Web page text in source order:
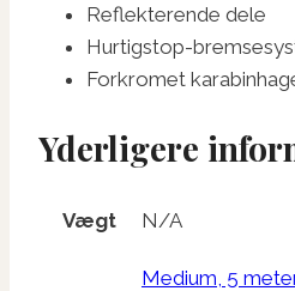
Reflekterende dele
Hurtigstop-
Forkromet
Yderligere
Vægt N/A
Medium, 5